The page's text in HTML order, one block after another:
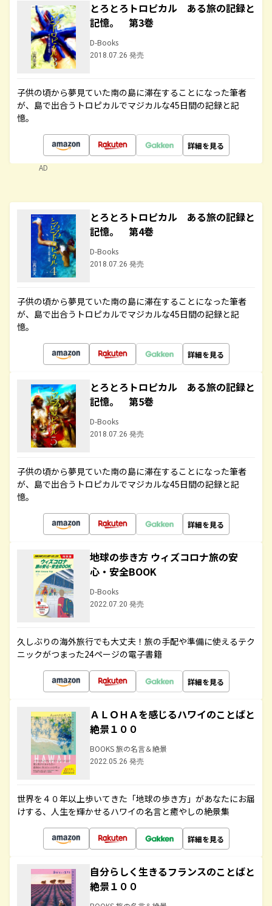
とろとろトロピカル ある旅の記録と
記憶。 第3巻
D-Books
2018.07.26 発売
子供の頃から夢見ていた南の島に滞在することになった筆者
が、島で出合うトロピカルでマジカルな45日間の記録と記
憶。
詳細を見る
AD
とろとろトロピカル ある旅の記録と
記憶。 第4巻
D-Books
2018.07.26 発売
子供の頃から夢見ていた南の島に滞在することになった筆者
が、島で出合うトロピカルでマジカルな45日間の記録と記
憶。
詳細を見る
とろとろトロピカル ある旅の記録と
記憶。 第5巻
D-Books
2018.07.26 発売
子供の頃から夢見ていた南の島に滞在することになった筆者
が、島で出合うトロピカルでマジカルな45日間の記録と記
憶。
詳細を見る
地球の歩き方 ウィズコロナ旅の安
心・安全BOOK
D-Books
2022.07.20 発売
久しぶりの海外旅行でも大丈夫！旅の手配や準備に使えるテク
ニックがつまった24ページの電子書籍
詳細を見る
ＡＬＯＨＡを感じるハワイのことばと
絶景１００
BOOKS 旅の名言＆絶景
2022.05.26 発売
世界を４０年以上歩いてきた「地球の歩き方」があなたにお届
けする、人生を輝かせるハワイの名言と癒やしの絶景集
詳細を見る
自分らしく生きるフランスのことばと
絶景１００